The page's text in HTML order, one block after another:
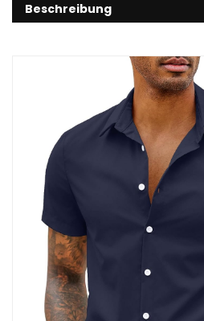
Beschreibung